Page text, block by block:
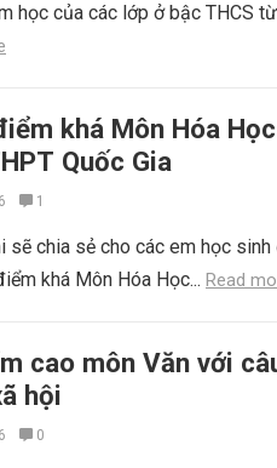
học của các lớp ở bậc THCS
khá Môn Hóa Học
Quốc Gia
1
sẽ chia sẻ cho các em học sinh
khá Môn Hóa Học... Read
cao môn Văn với
hội
0